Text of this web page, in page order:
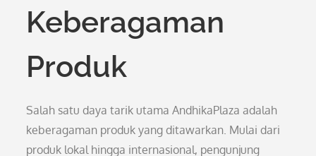
Keberagaman
Produk
Salah satu daya tarik utama AndhikaPlaza adalah
keberagaman produk yang ditawarkan. Mulai dari
produk lokal hingga internasional, pengunjung